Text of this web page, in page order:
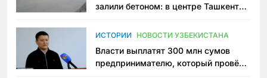
залили бетоном: в центре Ташкента
пространство
ИСТОРИИ НОВОСТИ УЗБЕКИСТАНА
Власти выплатят 300 млн сумов
предпринимателю, который провёл